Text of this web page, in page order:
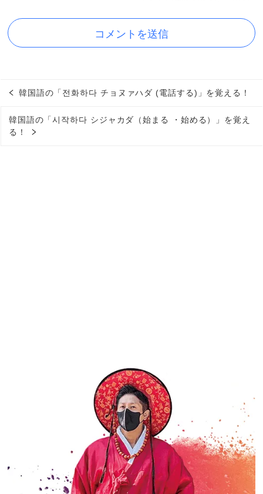
韓国語の「전화하다 チョヌァハダ (電話する)」を覚える！
韓国語の「시작하다 シジャカダ（始まる ・始める）」を覚え
る！